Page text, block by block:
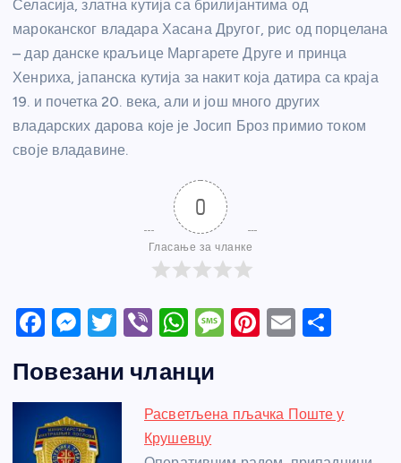
Селасија, златна кутија са брилијантима од
мароканског владара Хасана Другог, рис од порцелана
– дар данске краљице Маргарете Друге и принца
Хенриха, јапанска кутија за накит која датира са краја
19. и почетка 20. века, али и још много других
владарских дарова које је Јосип Броз примио током
своје владавине.
0
Гласање за чланке
F
c
e
b
M
ss
e
n
T
itt
er
Vi
er
W
at
s
A
M
a
Pi
e
E
e
Повезани чланци
Расветљена пљачка Поште у
Крушевцу